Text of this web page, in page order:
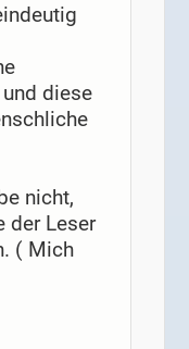
diese
nicht,
der Leser
( Mich